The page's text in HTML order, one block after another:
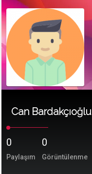
Can Bardakçıoğlu
0
Paylaşım
0
Görüntülenme